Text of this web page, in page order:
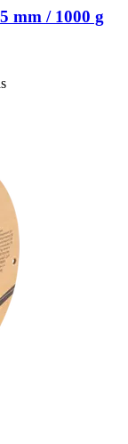
mm / 1000 g